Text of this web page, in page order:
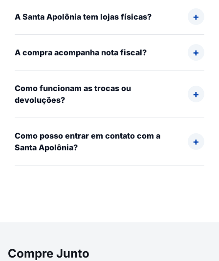
A Santa Apolônia tem lojas físicas?
A compra acompanha nota fiscal?
Como funcionam as trocas ou
devoluções?
Como posso entrar em contato com a
Santa Apolônia?
Compre Junto